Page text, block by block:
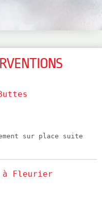
sur place suite
à Fleurier